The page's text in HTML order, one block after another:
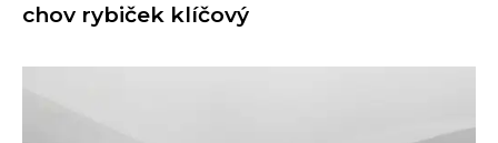
chov rybiček klíčový